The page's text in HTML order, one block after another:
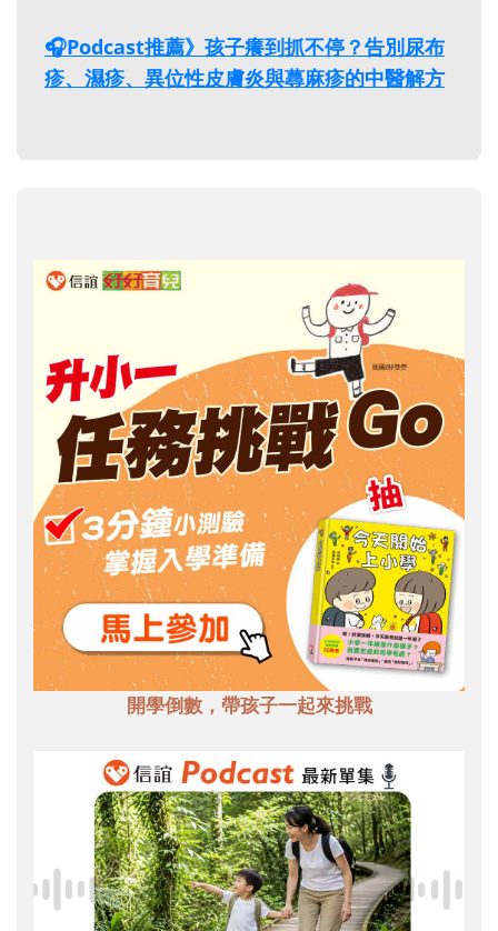
🎧Podcast推薦》孩子癢到抓不停？告別尿布
疹、濕疹、異位性皮膚炎與蕁麻疹的中醫解方
開學倒數，帶孩子一起來挑戰